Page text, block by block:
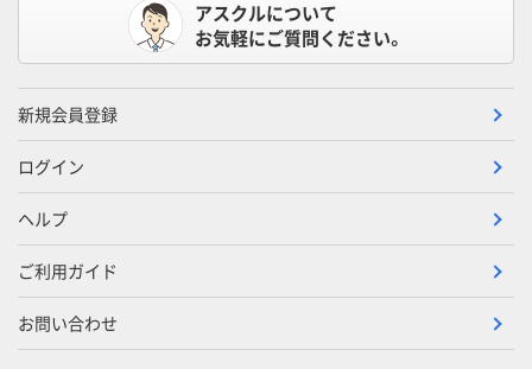
アスクルについて
お気軽にご質問ください。
新規会員登録
ログイン
ヘルプ
ご利用ガイド
お問い合わせ